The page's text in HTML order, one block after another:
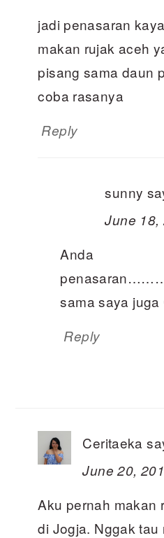
jadi penasaran
makan rujak aceh
pisang sama daun
coba rasanya
Reply
sunny
June 18,
Anda
sama saya juga
Reply
Ceritaeka
June 20,
Aku pernah makan
di Jogja. Nggak